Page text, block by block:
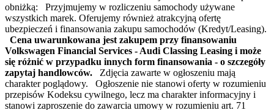
obniżką: Przyjmujemy w rozliczeniu samochody używane
wszystkich marek. Oferujemy również atrakcyjną ofertę
ubezpieczeń i finansowania zakupu samochodów (Kredyt/Leasing).
Cena uwarunkowana jest zakupem przy finansowaniu
Volkswagen Financial Services - Audi Classing Leasing i może
się różnić w przypadku innych form finansowania - o szczegóły
zapytaj handlowców. Zdjęcia zawarte w ogłoszeniu mają
charakter poglądowy. Ogłoszenie nie stanowi oferty w rozumieniu
przepisów Kodeksu cywilnego, lecz ma charakter informacyjny i
stanowi zaproszenie do zawarcia umowy w rozumieniu art. 71